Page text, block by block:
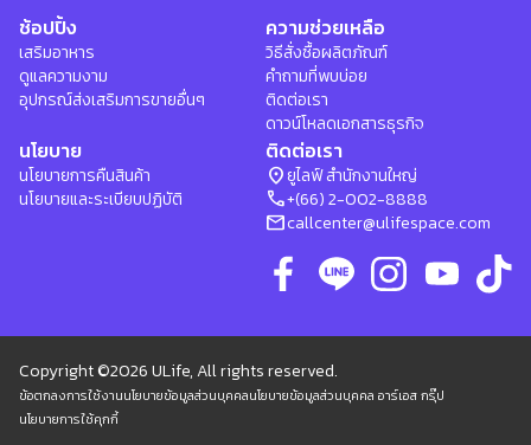
ช้อปปิ้ง
เสริมอาหาร
ดูแลความงาม
อุปกรณ์ส่งเสริมการขายอื่นๆ
ความช่วยเหลือ
วิธีสั่งซื้อผลิตภัณฑ์
คำถามที่พบบ่อย
ติดต่อเรา
ดาวน์โหลดเอกสารธุรกิจ
นโยบาย
นโยบายการคืนสินค้า
นโยบายและระเบียบปฏิบัติ
ติดต่อเรา
location_onยูไลฟ์ สำนักงานใหญ่
phone+(66) 2-002-8888
mailcallcenter@ulifespace.com
Copyright ©2026 ULife, All rights reserved.
ข้อตกลงการใช้งานนโยบายข้อมูลส่วนบุคคลนโยบายข้อมูลส่วนบุคคล อาร์เอส กรุ๊ป
นโยบายการใช้คุกกี้